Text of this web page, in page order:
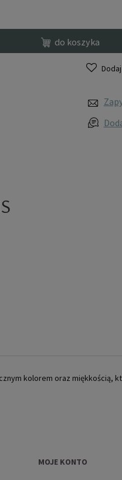
do koszyka
kolorem oraz miękkością,
MOJE KONTO